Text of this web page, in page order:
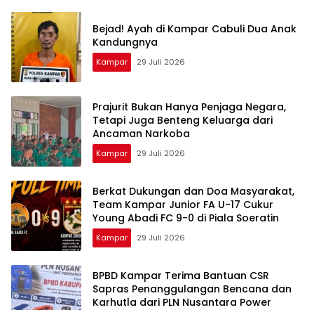
Bejad! Ayah di Kampar Cabuli Dua Anak
Kandungnya
Kampar 29 Juli 2026
Prajurit Bukan Hanya Penjaga Negara,
Tetapi Juga Benteng Keluarga dari
Ancaman Narkoba
Kampar 29 Juli 2026
Berkat Dukungan dan Doa Masyarakat,
Team Kampar Junior FA U-17 Cukur
Young Abadi FC 9-0 di Piala Soeratin
Kampar 29 Juli 2026
BPBD Kampar Terima Bantuan CSR
Sapras Penanggulangan Bencana dan
Karhutla dari PLN Nusantara Power